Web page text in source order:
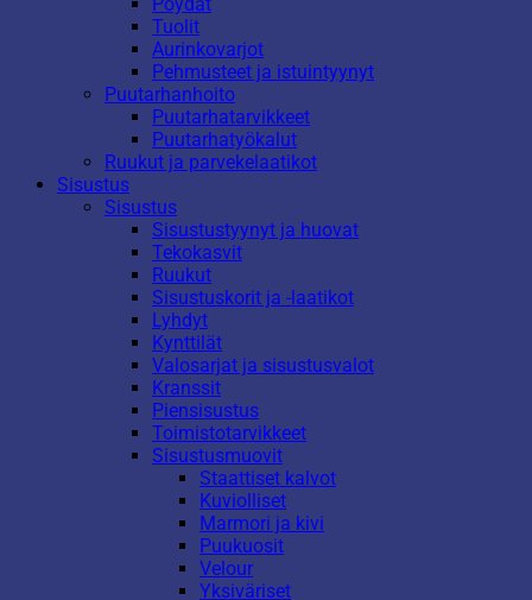
Tuolit
Aurinkovarjot
Pehmusteet ja istuintyynyt
Puutarhanhoito
Puutarhatarvikkeet
Puutarhatyökalut
Ruukut ja parvekelaatikot
Sisustus
Sisustus
Sisustustyynyt ja huovat
Tekokasvit
Ruukut
Sisustuskorit ja -laatikot
Lyhdyt
Kynttilät
Valosarjat ja sisustusvalot
Kranssit
Piensisustus
Toimistotarvikkeet
Sisustusmuovit
Staattiset kalvot
Kuviolliset
Marmori ja kivi
Puukuosit
Velour
Yksiväriset